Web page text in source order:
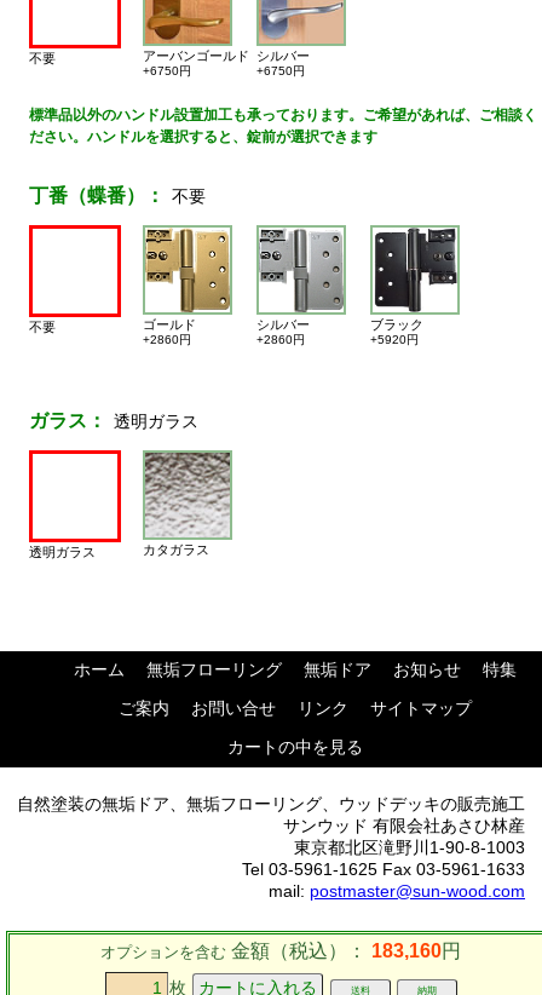
不要 アーバンゴールド
+6750円
シルバー
+6750円
標準品以外のハンドル設置加工も承っております。ご希望があれば、ご相談く
ださい。ハンドルを選択すると、錠前が選択できます
丁番（蝶番）： 不要
不要 ゴールド
+2860円
シルバー
+2860円
ブラック
+5920円
ガラス： 透明ガラス
透明ガラス カタガラス
オプションを含む 金額（税込）： 183,160円
枚 送料 納期
ホーム 無垢フローリング 無垢ドア お知らせ
特集
ご案内
お問い合せ リンク
サイトマップ
カートの中を見る
自然塗装の無垢ドア、無垢フローリング、ウッドデッキの販売施工
サンウッド 有限会社あさひ林産
東京都北区滝野川1-90-8-1003
Tel 03-5961-1625 Fax 03-5961-1633
mail: postmaster@sun-wood.com